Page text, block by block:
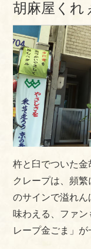
胡麻屋くれ
杵と臼でついた
クレープは、頻
のサインで溢れ
味わえる、ファン
レープ金ごま」が